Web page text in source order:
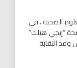
الصحية ، في
“إيجي هيلث”
النقابة